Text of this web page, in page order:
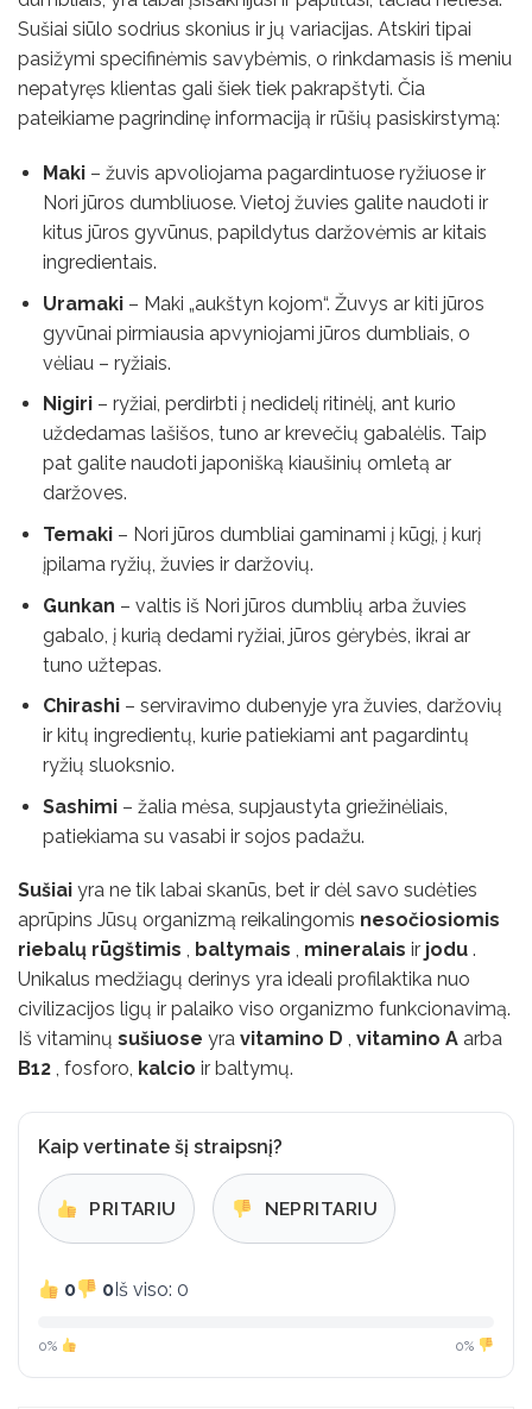
Sušiai siūlo sodrius skonius ir jų variacijas. Atskiri tipai
pasižymi specifinėmis savybėmis, o rinkdamasis iš meniu
nepatyręs klientas gali šiek tiek pakrapštyti. Čia
pateikiame pagrindinę informaciją ir rūšių pasiskirstymą:
Maki– žuvis apvoliojama pagardintuose ryžiuose ir
Nori jūros dumbliuose. Vietoj žuvies galite naudoti ir
kitus jūros gyvūnus, papildytus daržovėmis ar kitais
ingredientais.
Uramaki– Maki „aukštyn kojom“. Žuvys ar kiti jūros
gyvūnai pirmiausia apvyniojami jūros dumbliais, o
vėliau – ryžiais.
Nigiri– ryžiai, perdirbti į nedidelį ritinėlį, ant kurio
uždedamas lašišos, tuno ar krevečių gabalėlis. Taip
pat galite naudoti japonišką kiaušinių omletą ar
daržoves.
Temaki– Nori jūros dumbliai gaminami į kūgį, į kurį
įpilama ryžių, žuvies ir daržovių.
Gunkan – valtis iš Nori jūros dumblių arba žuvies
gabalo, į kurią dedami ryžiai, jūros gėrybės, ikrai ar
tuno užtepas.
Chirashi– serviravimo dubenyje yra žuvies, daržovių
ir kitų ingredientų, kurie patiekiami ant pagardintų
ryžių sluoksnio.
Sashimi– žalia mėsa, supjaustyta griežinėliais,
patiekiama su vasabi ir sojos padažu.
Sušiai yra ne tik labai skanūs, bet ir dėl savo sudėties
aprūpins Jūsų organizmą reikalingomis nesočiosiomis
riebalų rūgštimis , baltymais , mineralais ir jodu .
Unikalus medžiagų derinys yra ideali profilaktika nuo
civilizacijos ligų ir palaiko viso organizmo funkcionavimą.
Iš vitaminų sušiuose yra vitamino D , vitamino A arba
B12 , fosforo, kalcio ir baltymų.
Kaip vertinate šį straipsnį?
PRITARIU NEPRITARIU
0 0Iš viso: 0
0% 0%